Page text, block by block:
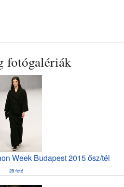
fotógalériák
Week Budapest 2015 ősz/tél
28 fotó